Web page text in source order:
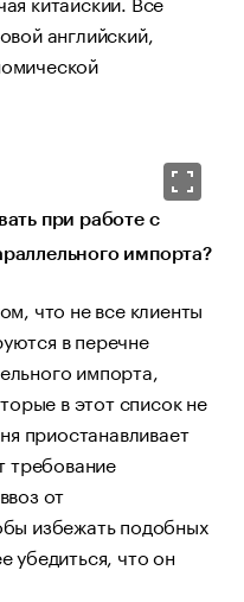
английский,
при работе с
импорта?
что не все клиенты
в перечне
импорта,
в этот список не
приостанавливает
требование
от
избежать подобных
убедиться, что он